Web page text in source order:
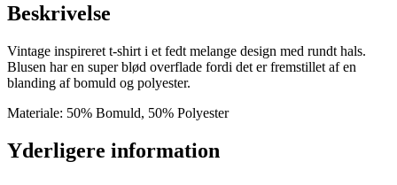
Beskrivelse
Vintage inspireret t-shirt i et fedt melange design med rundt hals.
Blusen har en super blød overflade fordi det er fremstillet af en
blanding af bomuld og polyester.
Materiale: 50% Bomuld, 50% Polyester
Yderligere information